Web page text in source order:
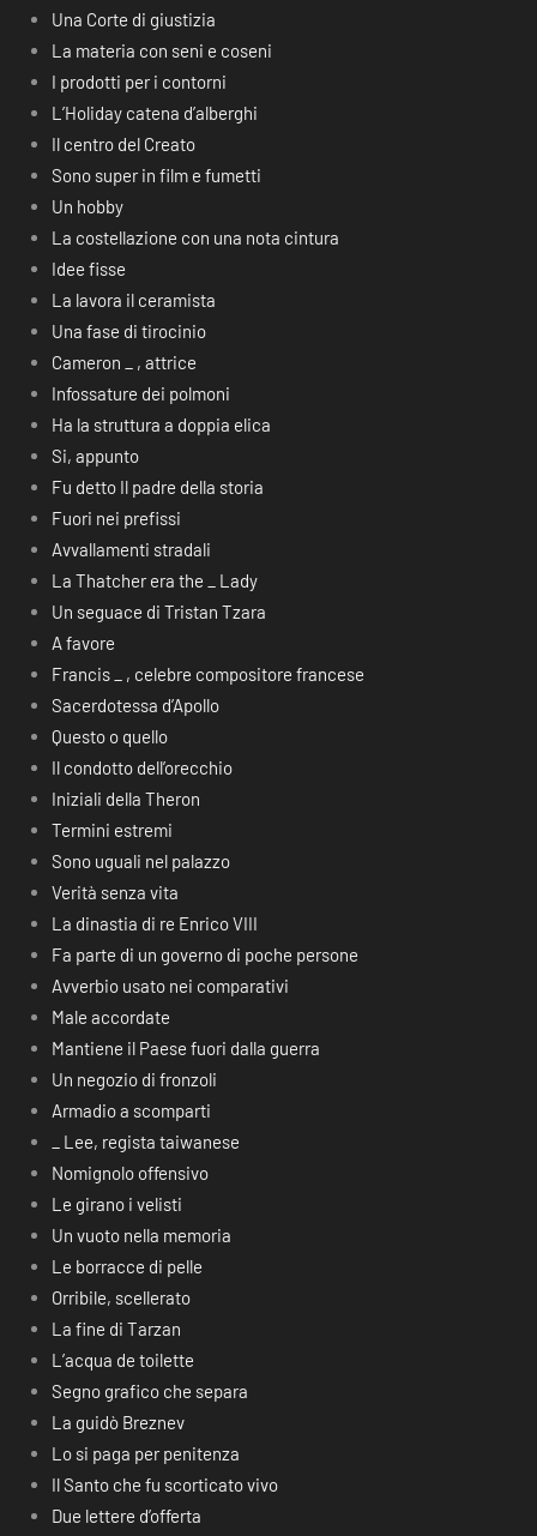
Una Corte di giustizia
La materia con seni e coseni
I prodotti per i contorni
L’Holiday catena d’alberghi
Il centro del Creato
Sono super in film e fumetti
Un hobby
La costellazione con una nota cintura
Idee fisse
La lavora il ceramista
Una fase di tirocinio
Cameron _ , attrice
Infossature dei polmoni
Ha la struttura a doppia elica
Si, appunto
Fu detto Il padre della storia
Fuori nei prefissi
Avvallamenti stradali
La Thatcher era the _ Lady
Un seguace di Tristan Tzara
A favore
Francis _ , celebre compositore francese
Sacerdotessa d’Apollo
Questo o quello
Il condotto dell’orecchio
Iniziali della Theron
Termini estremi
Sono uguali nel palazzo
Verità senza vita
La dinastia di re Enrico VIII
Fa parte di un governo di poche persone
Avverbio usato nei comparativi
Male accordate
Mantiene il Paese fuori dalla guerra
Un negozio di fronzoli
Armadio a scomparti
_ Lee, regista taiwanese
Nomignolo offensivo
Le girano i velisti
Un vuoto nella memoria
Le borracce di pelle
Orribile, scellerato
La fine di Tarzan
L’acqua de toilette
Segno grafico che separa
La guidò Breznev
Lo si paga per penitenza
Il Santo che fu scorticato vivo
Due lettere d’offerta